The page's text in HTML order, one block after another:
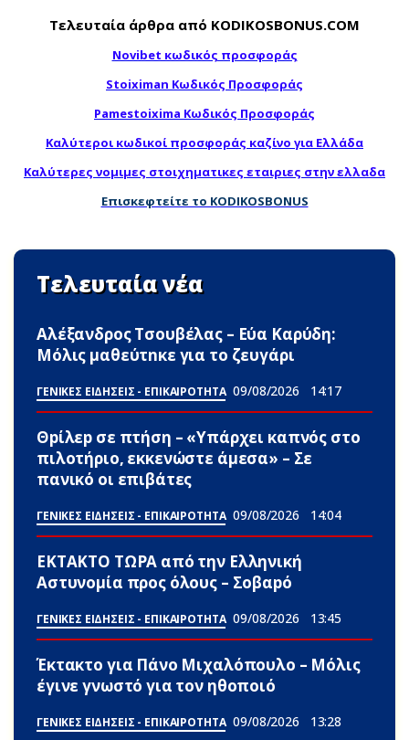
Τελευταία άρθρα από KODIKOSBONUS.COM
Novibet κωδικός προσφοράς
Stoiximan Κωδικός Προσφοράς
Pamestoixima Κωδικός Προσφοράς
Καλύτεροι κωδικοί προσφοράς καζίνο για Ελλάδα
Καλύτερες νομιμες στοιχηματικες εταιριες στην ελλαδα
Επισκεφτείτε το KODIKOSBONUS
Τελευταία νέα
Αλέξανδρος Τσουβέλας – Εύα Καρύδη:
Μόλις μαθεύτnκε για το ζευγάρι
ΓΕΝΙΚΕΣ ΕΙΔΗΣΕΙΣ - ΕΠΙΚΑΙΡΟΤΗΤΑ 09/08/2026 14:17
Θpίλεp σε πτήση – «Υπάρχει καπνός στο
πιλοτήριο, εκκενώστε άμεσα» – Σε
πανικό οι επιβάτες
ΓΕΝΙΚΕΣ ΕΙΔΗΣΕΙΣ - ΕΠΙΚΑΙΡΟΤΗΤΑ 09/08/2026 14:04
ΕΚΤΑΚΤΟ ΤΩPA από την Ελληνική
Αστυνομία προς όλους – Σοβαpό
ΓΕΝΙΚΕΣ ΕΙΔΗΣΕΙΣ - ΕΠΙΚΑΙΡΟΤΗΤΑ 09/08/2026 13:45
Έκτακτο για Πάνο Μιχαλόπουλο – Μόλις
έγινε γνωστό για τον ηθοποιό
ΓΕΝΙΚΕΣ ΕΙΔΗΣΕΙΣ - ΕΠΙΚΑΙΡΟΤΗΤΑ 09/08/2026 13:28